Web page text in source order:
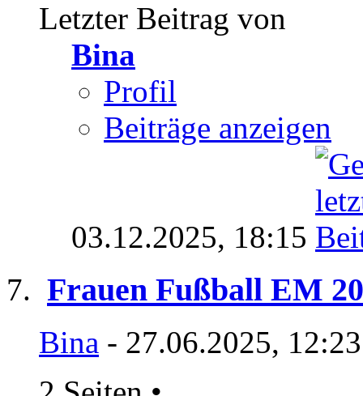
Letzter Beitrag von
Bina
Profil
Beiträge anzeigen
03.12.2025, 18:15
Frauen Fußball EM
Bina - 27.06.2025,